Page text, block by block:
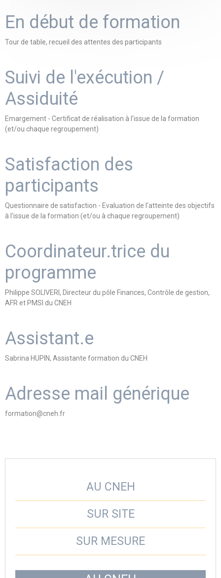
En début de formation
Tour de table, recueil des attentes des participants
Suivi de l'exécution /
Assiduité
Emargement - Certificat de réalisation à l'issue de la formation
(et/ou chaque regroupement)
Satisfaction des
participants
Questionnaire de satisfaction - Evaluation de l'atteinte des objectifs
à l'issue de la formation (et/ou à chaque regroupement)
Coordinateur.trice du
programme
Philippe SOLIVERI, Directeur du pôle Finances, Contrôle de gestion,
AFR et PMSI du CNEH
Assistant.e
Sabrina HUPIN, Assistante formation du CNEH
Adresse mail générique
formation@cneh.fr
AU CNEH
SUR SITE
SUR MESURE